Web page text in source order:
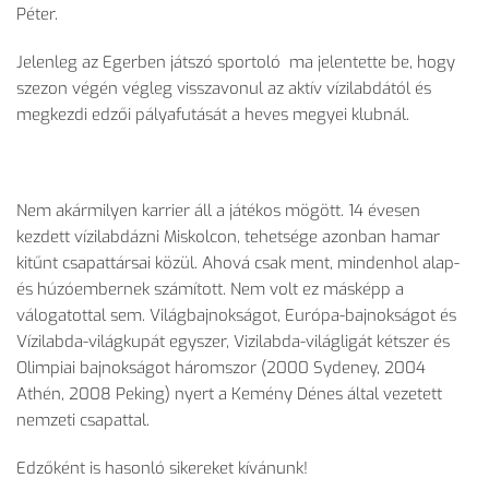
Péter.
Jelenleg az Egerben játszó sportoló ma jelentette be, hogy
szezon végén végleg visszavonul az aktív vízilabdától és
megkezdi edzői pályafutását a heves megyei klubnál.
Nem akármilyen karrier áll a játékos mögött. 14 évesen
kezdett vízilabdázni Miskolcon, tehetsége azonban hamar
kitűnt csapattársai közül. Ahová csak ment, mindenhol alap-
és húzóembernek számított. Nem volt ez másképp a
válogatottal sem. Világbajnokságot, Európa-bajnokságot és
Vízilabda-világkupát egyszer, Vizilabda-világligát kétszer és
Olimpiai bajnokságot háromszor (2000 Sydeney, 2004
Athén, 2008 Peking) nyert a Kemény Dénes által vezetett
nemzeti csapattal.
Edzőként is hasonló sikereket kívánunk!